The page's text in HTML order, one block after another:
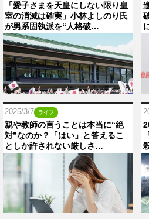
「愛子さまを天皇にしない限り皇
室の消滅は確実」小林よしのり氏
が男系固執派を“人格破…
2025/3/7 ライフ
親や教師の言うことは本当に“絶
対”なのか？「はい」と答えるこ
としか許されない厳しさ…